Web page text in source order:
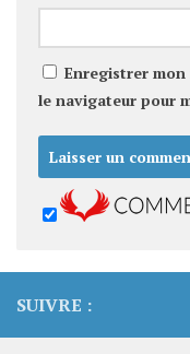
Enregistrer
le navigateur pour
SUIVRE :